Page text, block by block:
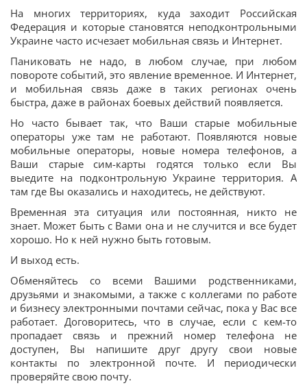
На многих территориях, куда заходит Российская
Федерация и которые становятся неподконтрольными
Украине часто исчезает мобильная связь и Интернет.
Паниковать не надо, в любом случае, при любом
повороте событий, это явление временное. И Интернет,
и мобильная связь даже в таких регионах очень
быстра, даже в районах боевых действий появляется.
Но часто бывает так, что Ваши старые мобильные
операторы уже там не работают. Появляются новые
мобильные операторы, новые номера телефонов, а
Ваши старые сим-карты годятся только если Вы
выедите на подконтрольную Украине территория. А
там где Вы оказались и находитесь, не действуют.
Временная эта ситуация или постоянная, никто не
знает. Может быть с Вами она и не случится и все будет
хорошо. Но к ней нужно быть готовым.
И выход есть.
Обменяйтесь со всеми Вашими родственниками,
друзьями и знакомыми, а также с коллегами по работе
и бизнесу электронными почтами сейчас, пока у Вас все
работает. Договоритесь, что в случае, если с кем-то
пропадает связь и прежний номер телефона не
доступен, Вы напишите друг другу свои новые
контакты по электронной почте. И периодически
проверяйте свою почту.